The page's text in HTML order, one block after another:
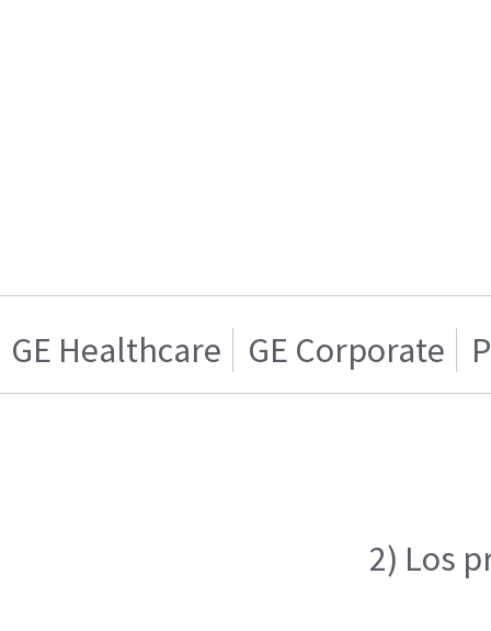
GE Healthcare GE Corporate
2) Los